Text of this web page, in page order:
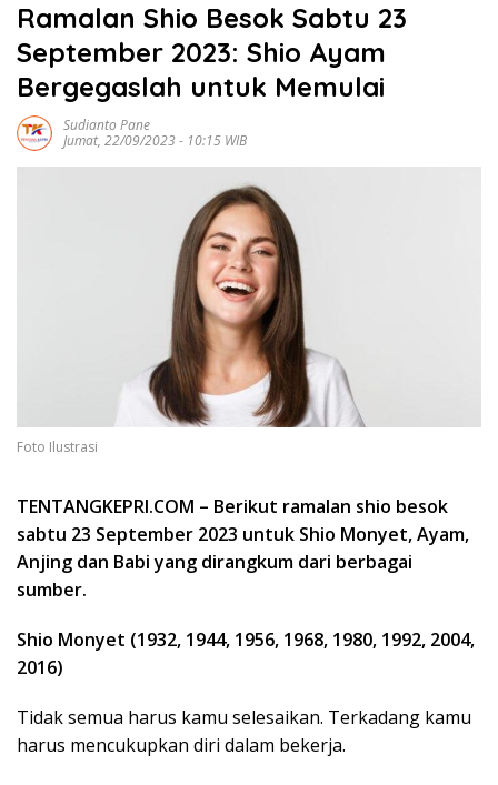
Ramalan Shio Besok Sabtu 23
September 2023: Shio Ayam
Bergegaslah untuk Memulai
Sudianto Pane
Jumat, 22/09/2023 - 10:15 WIB
Foto Ilustrasi
TENTANGKEPRI.COM – Berikut ramalan shio besok
sabtu 23 September 2023 untuk Shio Monyet, Ayam,
Anjing dan Babi yang dirangkum dari berbagai
sumber.
Shio Monyet (1932, 1944, 1956, 1968, 1980, 1992, 2004,
2016)
Tidak semua harus kamu selesaikan. Terkadang kamu
harus mencukupkan diri dalam bekerja.